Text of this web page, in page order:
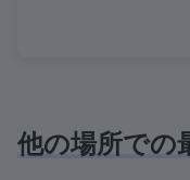
他の場所での